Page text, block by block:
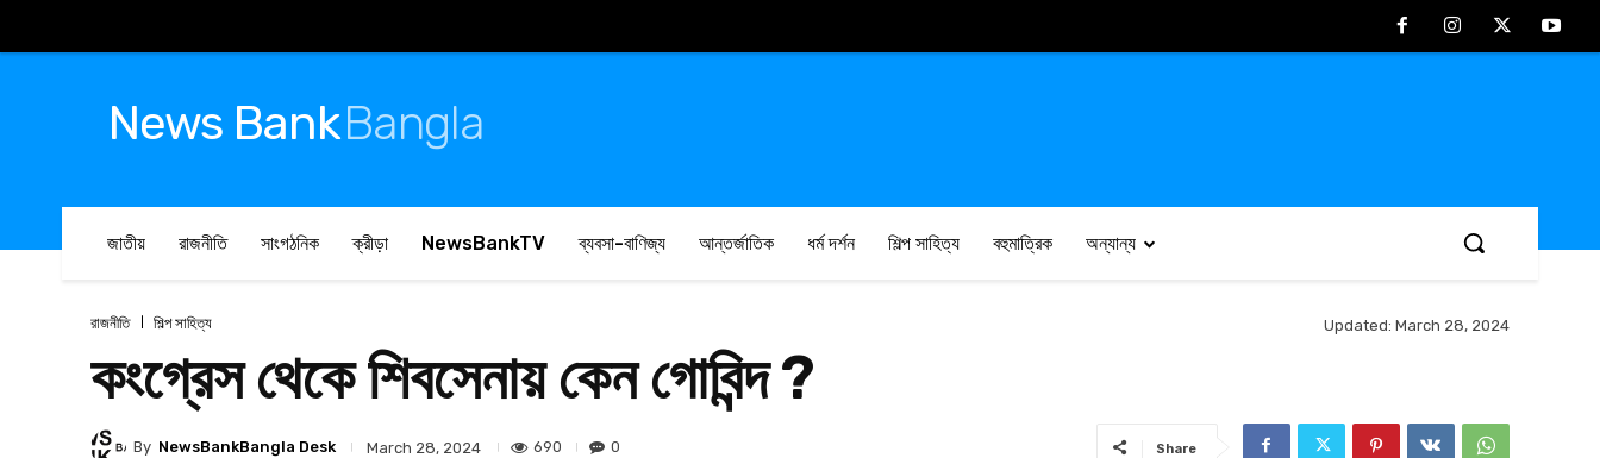
News BankBangla
জাতীয় রাজনীতি সাংগঠনিক ক্রীড়া NewsBankTV ব্যবসা-বাণিজ্য আন্তর্জাতিক ধর্ম দর্শন শিল্প সাহিত্য বহুমাত্রিক অন্যান্য
রাজনীতি শিল্প সাহিত্য Updated: March 28, 2024
কংগ্রেস থেকে শিবসেনায় কেন গোবিন্দ ?
By NewsBankBangla Desk March 28, 2024 690 0 Share